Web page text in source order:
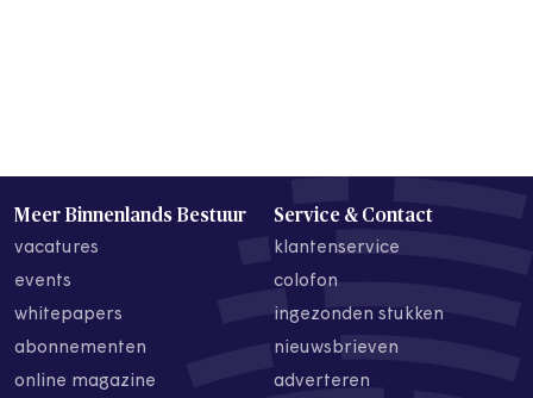
Meer Binnenlands Bestuur
vacatures
events
whitepapers
abonnementen
online magazine
Service & Contact
klantenservice
colofon
ingezonden stukken
nieuwsbrieven
adverteren